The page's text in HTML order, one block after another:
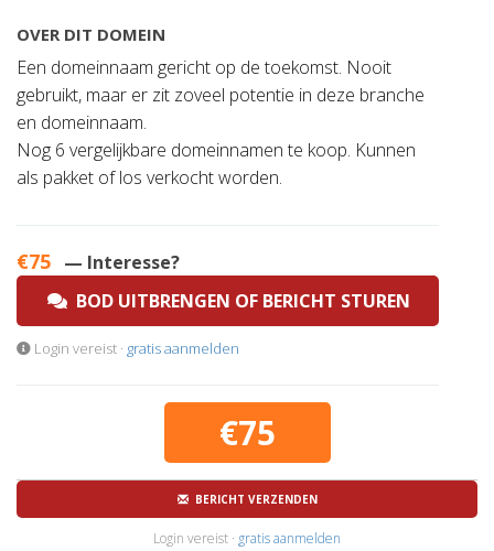
OVER DIT DOMEIN
Een domeinnaam gericht op de toekomst. Nooit
gebruikt, maar er zit zoveel potentie in deze branche
en domeinnaam.
Nog 6 vergelijkbare domeinnamen te koop. Kunnen
als pakket of los verkocht worden.
€75 — Interesse?
BOD UITBRENGEN OF BERICHT STUREN
Login vereist · gratis aanmelden
€75
BERICHT VERZENDEN
Login vereist · gratis aanmelden